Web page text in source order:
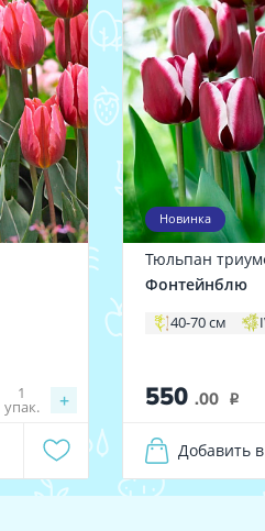
+
1
упак.
Новинка
Тюльпан
Фонтейнблю
40-70 см
550 .00 i
Добавить